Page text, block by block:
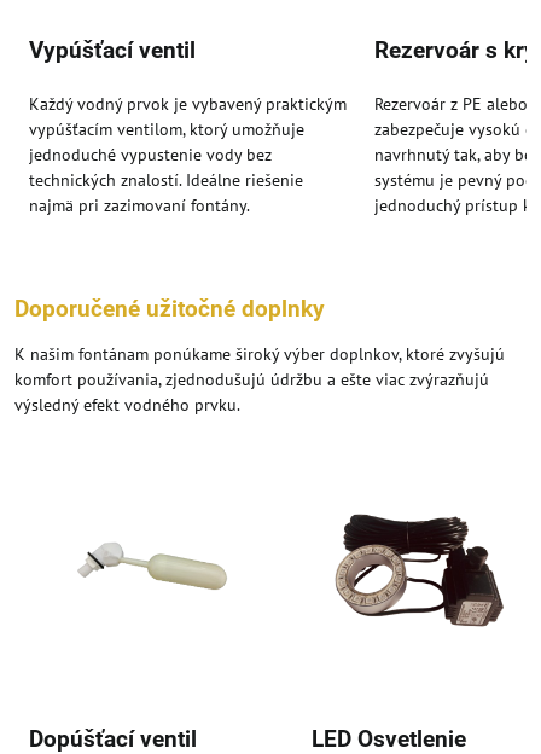
Vypúšťací ventil Rezervoár s
Každý vodný prvok je vybavený praktickým
vypúšťacím ventilom, ktorý umožňuje
jednoduché vypustenie vody bez
technických znalostí. Ideálne riešenie
najmä pri zazimovaní fontány.
Rezervoár z PE
zabezpečuje vysokú
navrhnutý tak, aby
systému je pevný
jednoduchý prístup k
Doporučené užitočné doplnky
K našim fontánam ponúkame široký výber doplnkov, ktoré zvyšujú
komfort používania, zjednodušujú údržbu a ešte viac zvýrazňujú
výsledný efekt vodného prvku.
Dopúšťací ventil LED Osvetlenie